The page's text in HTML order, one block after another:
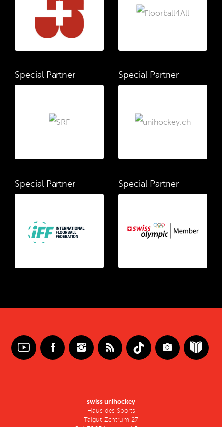
Special Partner Special Partner
Special Partner Special Partner
swiss unihockey
Haus des Sports
Talgut-Zentrum 27